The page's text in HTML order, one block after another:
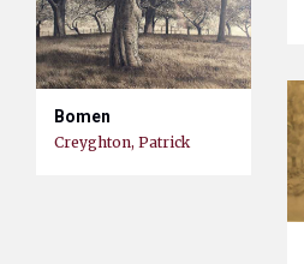
Bomen
Creyghton, Patrick